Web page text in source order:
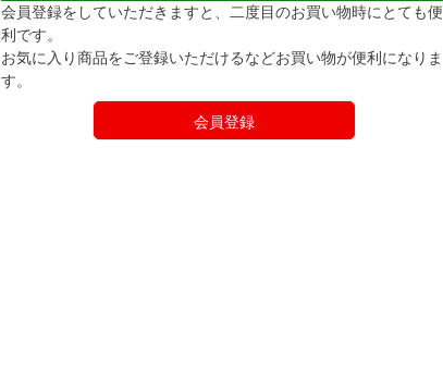
会員登録をしていただきますと、二度目のお買い物時にとても便
利です。
お気に入り商品をご登録いただけるなどお買い物が便利になりま
す。
会員登録